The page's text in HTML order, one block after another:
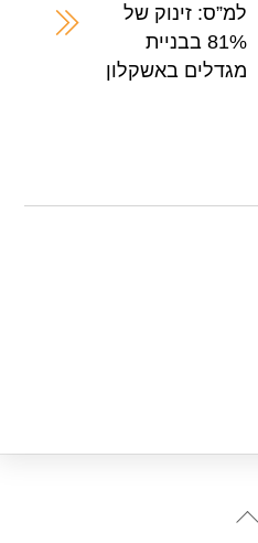
למ”ס: זינוק של
81% בבניית
מגדלים באשקלון
Back